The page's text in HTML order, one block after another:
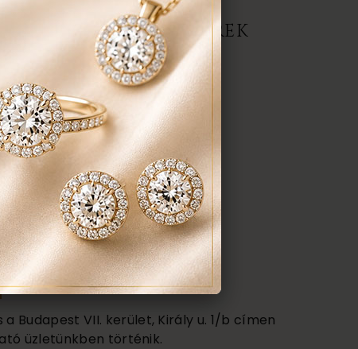
AJÁNLATOT KÉREK
darab
anyaga:
karátos
színe:
a képen
Budapest VII. kerület, Király u. 1/b címen
üzletünkben történik.